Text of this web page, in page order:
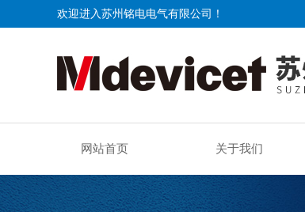
欢迎进入苏州铭电电气有限公司！
网站首页 关于我们